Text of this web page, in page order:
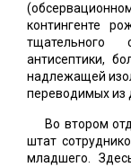
контингенте
антисептики,
надлежащей
переводимых из
Во втором
штат
младшего.